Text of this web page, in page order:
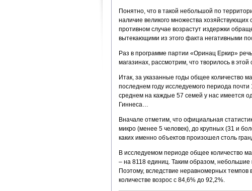
Понятно, что в такой небольшой по
наличие великого множества
противном случае возрастут издержки
вытекающими из этого факта негативными
Раз в программе партии «Оринац Еркир»
магазинах, рассмотрим, что творилось в
Итак, за указанные годы общее количество
последнем году исследуемого периода
среднем на каждые 57 семей у нас имеется
Гиннеса…
Вначале отметим, что официальная
микро (менее 5 человек), до крупных (31 и
каких именно объектов произошел столь
В исследуемом периоде общее количество
– на 8118 единиц. Таким образом, небольшие
Поэтому, вследствие неравномерных
количестве возрос с 84,6% до 92,2%.